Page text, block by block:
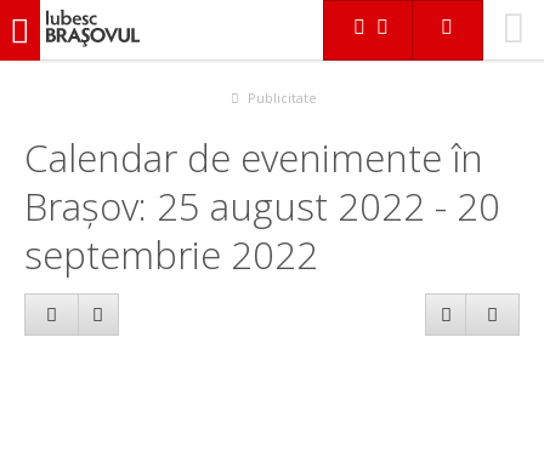
iubescbraşovul.ro
Publicitate
Calendar de evenimente în
Brașov: 25 august 2022 - 20
septembrie 2022